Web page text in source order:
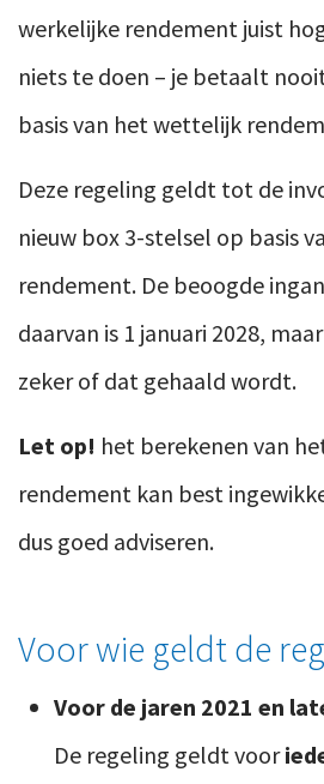
werkelijke rendement juist
niets te doen – je betaalt
basis van het wettelijk
Deze regeling geldt tot de
nieuw box 3-stelsel op basis
rendement. De beoogde
daarvan is 1 januari 2028,
zeker of dat gehaald wordt.
Let op! het berekenen van
rendement kan best
dus goed adviseren.
Voor wie geldt de
Voor de jaren 2021 en
De regeling geldt voor